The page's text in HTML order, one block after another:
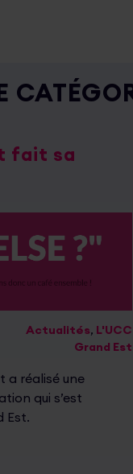
fait sa
Actualités, L'UCC
Grand Est
a réalisé une
qui s’est
Est.